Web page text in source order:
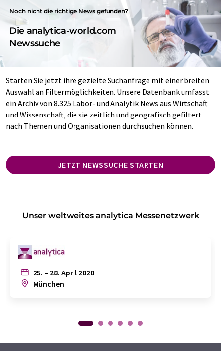
Noch nicht die richtige News gefunden?
Die analytica-world.com
Newssuche
Starten Sie jetzt ihre gezielte Suchanfrage mit einer breiten
Auswahl an Filtermöglichkeiten. Unsere Datenbank umfasst
ein Archiv von 8.325 Labor- und Analytik News aus Wirtschaft
und Wissenschaft, die sie zeitlich und geografisch gefiltert
nach Themen und Organisationen durchsuchen können.
JETZT NEWSSUCHE STARTEN
Unser weltweites analytica Messenetzwerk
25. – 28. April 2028
München